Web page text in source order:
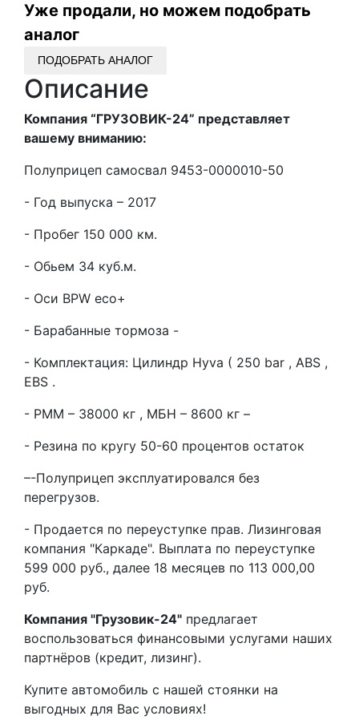
Уже продали, но можем подобрать
аналог
ПОДОБРАТЬ АНАЛОГ
Описание
Компания “ГРУЗОВИК-24” представляет
вашему вниманию:
Полуприцеп самосвал 9453-0000010-50
- Год выпуска – 2017
- Пробег 150 000 км.
- Обьем 34 куб.м.
- Оси BPW eco+
- Барабанные тормоза -
- Комплектация: Цилиндр Hyva ( 250 bar , ABS ,
EBS .
- РММ – 38000 кг , МБН – 8600 кг –
- Резина по кругу 50-60 процентов остаток
–-Полуприцеп эксплуатировался без
перегрузов.
- Продается по переуступке прав. Лизинговая
компания "Каркаде". Выплата по переуступке
599 000 руб., далее 18 месяцев по 113 000,00
руб.
Компания "Грузовик-24" предлагает
воспользоваться финансовыми услугами наших
партнёров (кредит, лизинг).
Купите автомобиль с нашей стоянки на
выгодных для Вас условиях!